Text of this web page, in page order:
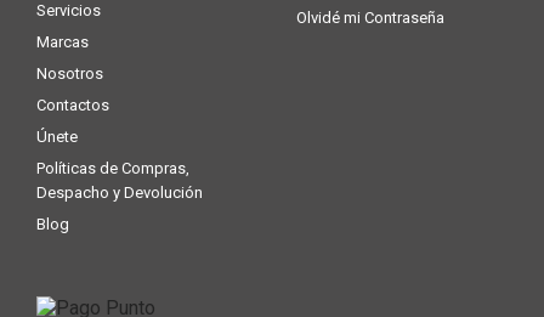
Servicios
Marcas
Nosotros
Contactos
Únete
Políticas de Compras,
Despacho y Devolución
Blog
Olvidé mi Contraseña